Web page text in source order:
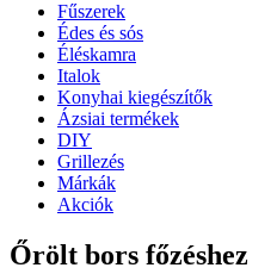
Fűszerek
Édes és sós
Éléskamra
Italok
Konyhai kiegészítők
Ázsiai termékek
DIY
Grillezés
Márkák
Akciók
Őrölt bors főzéshez